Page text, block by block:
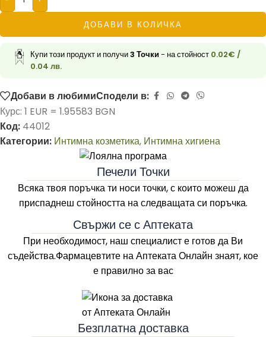
ДОБАВИ В КОЛИЧКА
Купи този продукт и получи3 Точки- на стойност 0.02€ /
0.04 лв.
Добави в любимиСподели в:
Курс: 1 EUR = 1.95583 BGN
Код: 44012
Категории: Интимна козметика, Интимна хигиена
Печели Точки
Всяка твоя поръчка ти носи точки, с които можеш да
приспаднеш стойността на следващата си поръчка.
Свържи се с Аптеката
При необходимост, наш специалист е готов да Ви
съдейства.Фармацевтите наАптеката Онлайн знаят, кое
е правилно за вас
Безплатна доставка